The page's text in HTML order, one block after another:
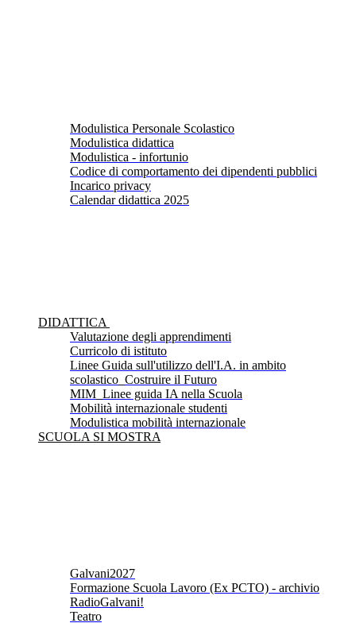
Modulistica Personale Scolastico
Modulistica didattica
Modulistica - infortunio
Codice di comportamento dei dipendenti pubblici
Incarico privacy
Calendar didattica 2025
DIDATTICA
Valutazione degli apprendimenti
Curricolo di istituto
Linee Guida sull'utilizzo dell'I.A. in ambito
scolastico_Costruire il Futuro
MIM_Linee guida IA nella Scuola
Mobilità internazionale studenti
Modulistica mobilità internazionale
SCUOLA SI MOSTRA
Galvani2027
Formazione Scuola Lavoro (Ex PCTO) - archivio
RadioGalvani!
Teatro